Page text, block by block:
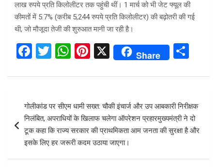
लाख रुपये प्रति किलोलीटर तक पहुंची थीं। 1 मार्च को भी जेट फ्यूल की
कीमतों में 5.7% (करीब 5,244 रुपये प्रति किलोलीटर) की बढ़ोतरी की गई
थी, जो मौजूदा तेजी की शुरुआत मानी जा रही है।
F
ce
b
o
o
k
T
tt
er
W
at
A
p
p
Pi
er
t
X Share
ar
navigation
गोलीकांड पर सीएम धामी सख्त: चौकी इंचार्ज और उप आबकारी निरीक्षक
निलंबित, अपराधियों के खिलाफ चलेगा ऑपरेशन प्रहारमुख्यमंत्री ने दो
टूक कहा कि राज्य सरकार की प्राथमिकता आम जनता की सुरक्षा है और
इसके लिए हर जरूरी कदम उठाया जाएगा।